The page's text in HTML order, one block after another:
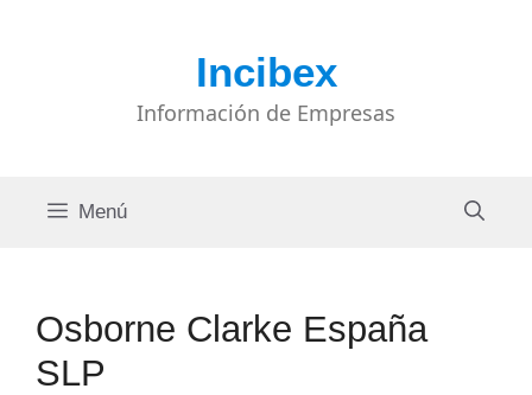
Incibex
Información de Empresas
Menú
Osborne Clarke España
SLP